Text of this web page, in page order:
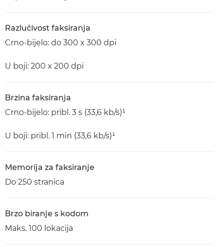
Razlučivost faksiranja
Crno-bijelo: do 300 x 300 dpi
U boji: 200 x 200 dpi
Brzina faksiranja
Crno-bijelo: pribl. 3 s (33,6 kb/s)¹
U boji: pribl. 1 min (33,6 kb/s)¹
Memorija za faksiranje
Do 250 stranica
Brzo biranje s kodom
Maks. 100 lokacija